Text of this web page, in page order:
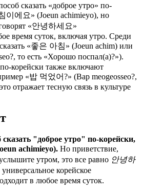
сказать «доброе утро» по-
이에요» (Joeun achimieyo), но
«안녕하세요»
время суток, включая утро. Среди
«좋은 아침» (Joeun achim) или
то есть «Хорошо поспал(а)?»).
корейски также включают
«밥 먹었어?» (Bap meogeosseo?,
отражает тесную связь в культуре
"доброе утро" по-корейски,
achimieyo). Но приветствие,
утром, это все равно 안녕하
корейское
в любое время суток.